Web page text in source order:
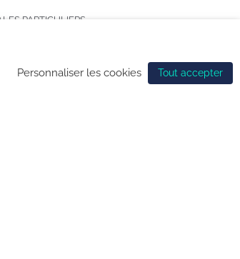
LES PARTICULIERS
Personnaliser les cookies Tout accepter